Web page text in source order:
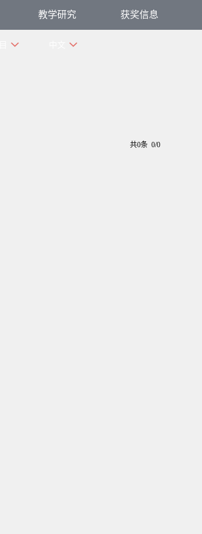
教学研究 获奖信息
共0条 0/0